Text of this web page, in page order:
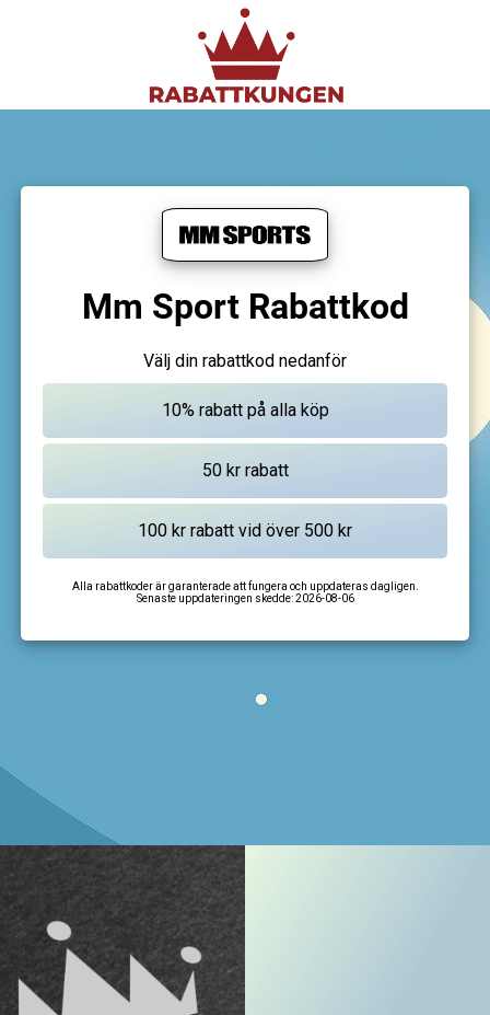
Mm Sport Rabattkod
Välj din rabattkod nedanför
Alla rabattkoder är garanterade att fungera och uppdateras dagligen.
Senaste uppdateringen skedde:2026-08-06